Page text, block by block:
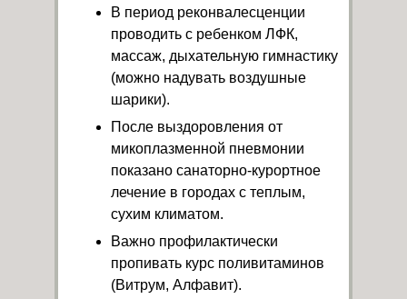
В период реконвалесценции
проводить с ребенком ЛФК,
массаж, дыхательную гимнастику
(можно надувать воздушные
шарики).
После выздоровления от
микоплазменной пневмонии
показано санаторно-курортное
лечение в городах с теплым,
сухим климатом.
Важно профилактически
пропивать курс поливитаминов
(Витрум, Алфавит).